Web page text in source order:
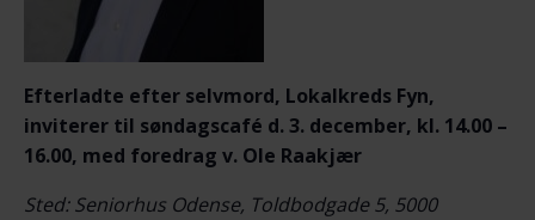
Efterladte efter selvmord, Lokalkreds Fyn,
inviterer til søndagscafé d. 3. december, kl. 14.00 –
16.00, med foredrag v. Ole Raakjær
Sted: Seniorhus Odense, Toldbodgade 5, 5000